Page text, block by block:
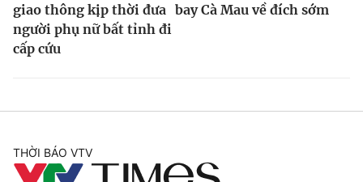
giao thông kịp thời đưa
người phụ nữ bất tỉnh đi
cấp cứu
bay Cà Mau về đích sớm
THỜI BÁO VTV